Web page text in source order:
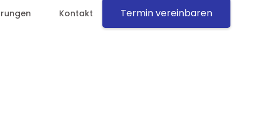
Kontakt Termin vereinbaren